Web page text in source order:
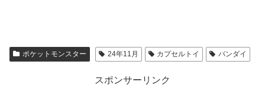
ポケットモンスター 24年11月 カプセルトイ バンダイ
スポンサーリンク